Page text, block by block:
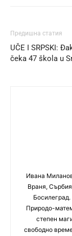
Предишна статия
UČE I SRPSKI:
čeka 47 škola u
Ивана
Враня,
Природо-
степен
свободно